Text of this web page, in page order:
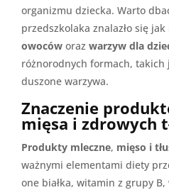
organizmu dziecka. Warto
przedszkolaka znalazło się
owoców oraz warzyw dla
różnorodnych formach, takich
duszone warzywa.
Znaczenie
mięsa i zdrowych
Produkty mleczne, mięso i
ważnymi elementami diety
one białka, witamin z grupy